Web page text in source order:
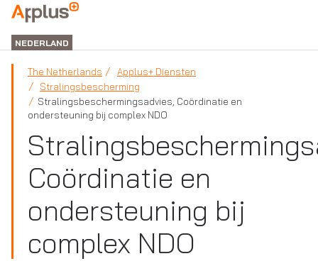
APPLUS+
NEDERLAND
The Netherlands
Applus+ Diensten
Stralingsbescherming
Stralingsbeschermingsadvies, Coördinatie en
ondersteuning bij complex NDO
Coördinatie en
ondersteuning bij
complex NDO